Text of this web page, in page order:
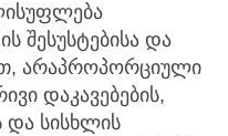
შესუსტებისა და
არაპროპორციული
დაკავებების,
და სისხლის